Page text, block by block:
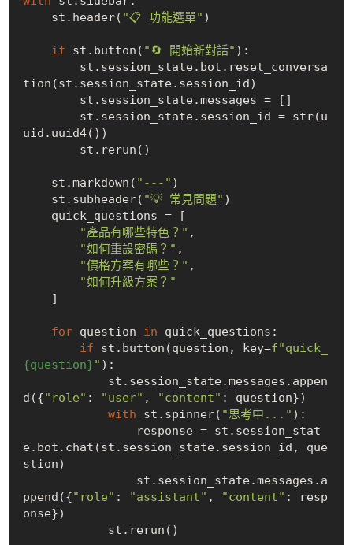
    st.header(
"📋 功能選單" )
if st.button( "🔄 開始新對話" ):
tion(st.session_state.session_id)
uid.uuid4())
    st.markdown(
"---" )
    st.subheader(
"💡 常見問題" )
"產品有哪些特色？" ,
"如何重設密碼？" ,
"價格方案有哪些？" ,
"如何升級方案？"
for question in quick_questions:
if st.button(question, key=f"quick_
{question}" ):
d({"role" : "user" , "content" : question})
with st.spinner( "思考中..." ):
e.bot.chat(st.session_state.session_id, que
stion)
ppend({"role" : "assistant" , "content" : resp
onse})